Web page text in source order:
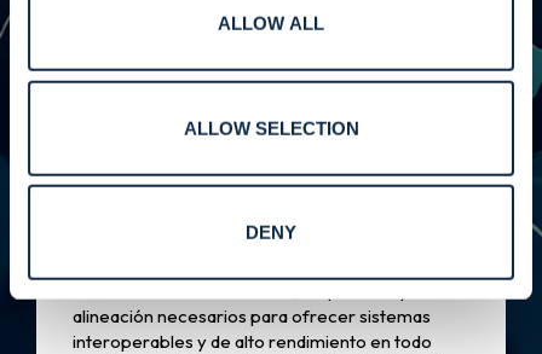
ALLOW ALL
ALLOW SELECTION
DENY
estructurada para ofrecer resultados medibles y
plazo para nuestros clientes en todo el mundo.
Actuación.
alineación necesarios para ofrecer sistemas
interoperables y de alto rendimiento en todo